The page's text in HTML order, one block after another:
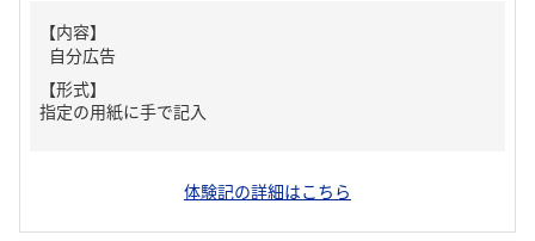
【内容】
自分広告
【形式】
指定の用紙に手で記入
体験記の詳細はこちら